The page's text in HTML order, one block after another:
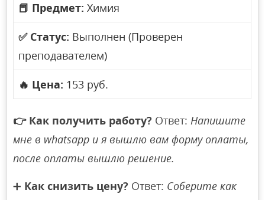
📕 Предмет: Химия
✅ Статус: Выполнен (Проверен
преподавателем)
🔥 Цена: 153 руб.
👉 Как получить работу? Ответ:Напишите
мне в whatsapp и я вышлю вам форму оплаты,
после оплаты вышлю решение.
➕ Как снизить цену? Ответ: Соберите как